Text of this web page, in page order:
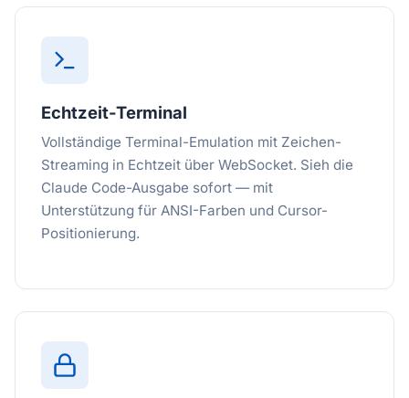
Echtzeit-Terminal
Vollständige Terminal-Emulation mit Zeichen-
Streaming in Echtzeit über WebSocket. Sieh die
Claude Code-Ausgabe sofort — mit
Unterstützung für ANSI-Farben und Cursor-
Positionierung.